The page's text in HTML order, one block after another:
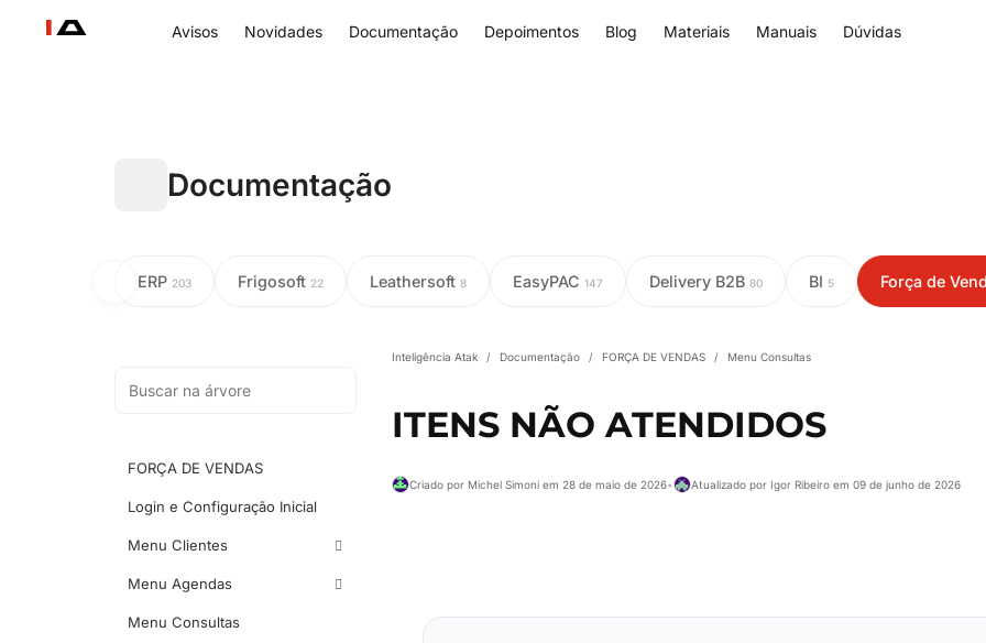
Avisos Novidades Documentação Depoimentos Blog Materiais Manuais Dúvidas
Documentação
ERP 203 Frigosoft 22 Leathersoft 8 EasyPAC 147 Delivery B2B 80 BI 5 Força de
FORÇA DE VENDAS
Login e Configuração Inicial
Menu Clientes
Menu Agendas
Menu Consultas
Inteligência Atak / Documentação / FORÇA DE VENDAS / Menu Consultas
ITENS NÃO ATENDIDOS
Criado por Michel Simoni em 28 de maio de 2026• Atualizado por Igor Ribeiro em 09 de junho de 2026